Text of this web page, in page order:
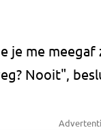
je me
Nooit",